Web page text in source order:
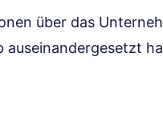
über das
auseinandergesetzt